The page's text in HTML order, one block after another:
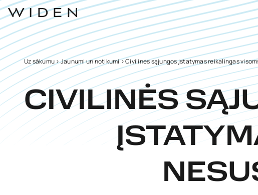
Uz sākumu >Jaunumi un notikumi>Civilinės sąjungos įstatymas reikalingas
CIVILINĖS